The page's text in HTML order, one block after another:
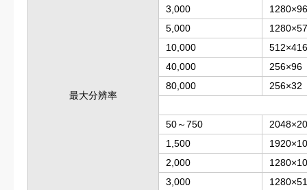
最大分辨率
3,000
5,000
10,000
512×416
40,000
256×96
80,000
256×32
50～750
1,500
2,000
3,000